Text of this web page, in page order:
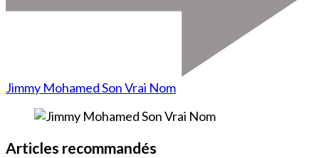
Jimmy Mohamed Son Vrai Nom
Articles recommandés